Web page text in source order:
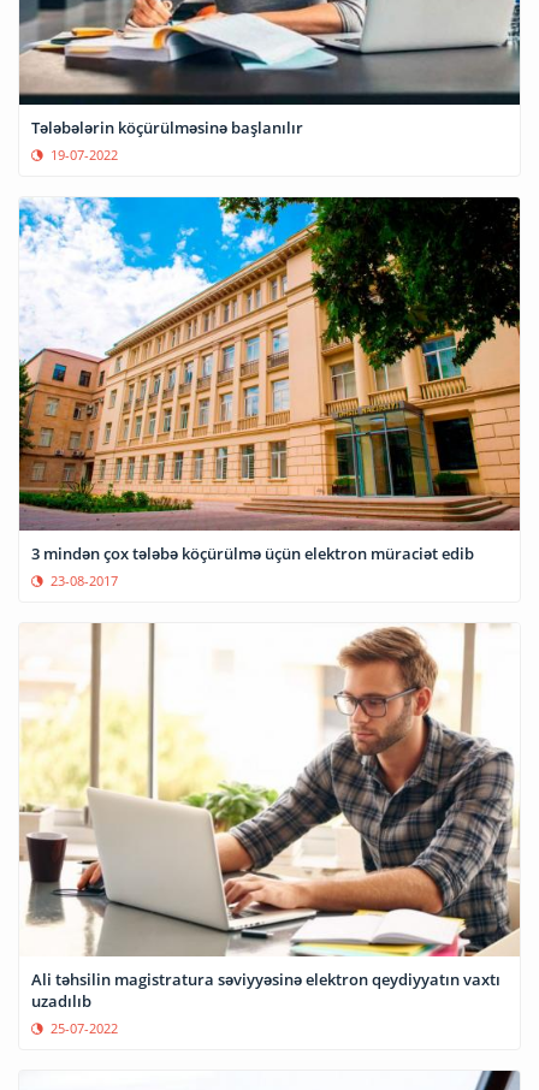
Tələbələrin köçürülməsinə başlanılır
19-07-2022
3 mindən çox tələbə köçürülmə üçün elektron müraciət edib
23-08-2017
Ali təhsilin magistratura səviyyəsinə elektron qeydiyyatın vaxtı
uzadılıb
25-07-2022